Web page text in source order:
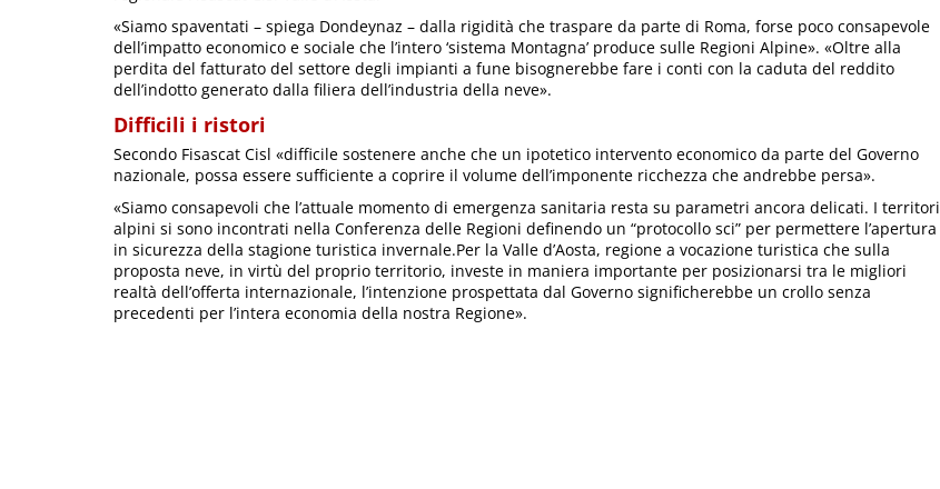
«Siamo spaventati – spiega Dondeynaz – dalla rigidità che traspare da parte di Roma, forse poco consapevole
dell’impatto economico e sociale che l’intero ‘sistema Montagna’ produce sulle Regioni Alpine». «Oltre alla
perdita del fatturato del settore degli impianti a fune bisognerebbe fare i conti con la caduta del reddito
dell’indotto generato dalla filiera dell’industria della neve».
Difficili i ristori
Secondo Fisascat Cisl «difficile sostenere anche che un ipotetico intervento economico da parte del Governo
nazionale, possa essere sufficiente a coprire il volume dell’imponente ricchezza che andrebbe persa».
«Siamo consapevoli che l’attuale momento di emergenza sanitaria resta su parametri ancora delicati. I territori
alpini si sono incontrati nella Conferenza delle Regioni definendo un “protocollo sci” per permettere l’apertura
in sicurezza della stagione turistica invernale.Per la Valle d’Aosta, regione a vocazione turistica che sulla
proposta neve, in virtù del proprio territorio, investe in maniera importante per posizionarsi tra le migliori
realtà dell’offerta internazionale, l’intenzione prospettata dal Governo significherebbe un crollo senza
precedenti per l’intera economia della nostra Regione».